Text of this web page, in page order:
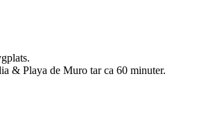
& Playa de Muro tar ca 60 minuter.